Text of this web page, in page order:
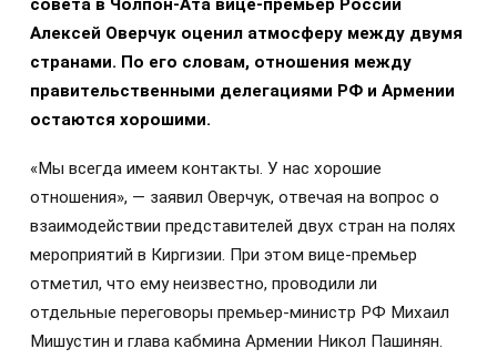
совета в Чолпон-Ата вице-премьер России
Алексей Оверчук оценил атмосферу между двумя
странами. По его словам, отношения между
правительственными делегациями РФ и Армении
остаются хорошими.
«Мы всегда имеем контакты. У нас хорошие
отношения», — заявил Оверчук, отвечая на вопрос о
взаимодействии представителей двух стран на полях
мероприятий в Киргизии. При этом вице-премьер
отметил, что ему неизвестно, проводили ли
отдельные переговоры премьер-министр РФ Михаил
Мишустин и глава кабмина Армении Никол Пашинян.